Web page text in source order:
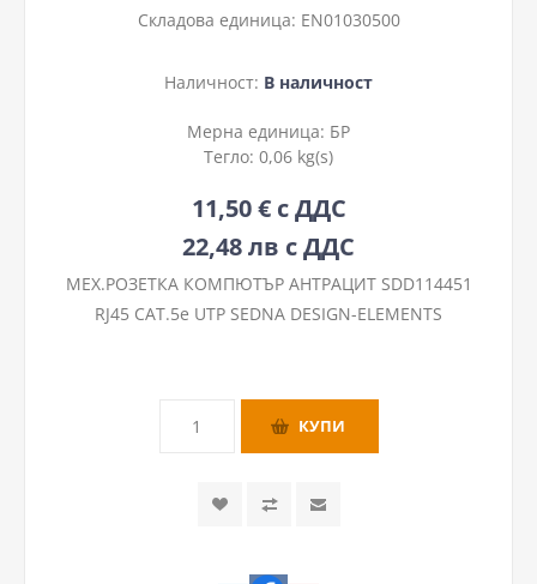
Складова единица: EN01030500
Наличност: В наличност
Мерна единица: БР
Тегло: 0,06 kg(s)
11,50 € с ДДС
22,48 лв с ДДС
МЕХ.РОЗЕТКА КОМПЮТЪР АНТРАЦИТ SDD114451
RJ45 CAT.5e UTP SEDNA DESIGN-ELEMENTS